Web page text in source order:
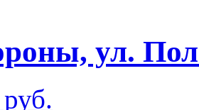
ул.